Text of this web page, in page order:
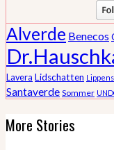
Alverde Benecos
Lavera Lidschatten
Santaverde Sommer
More Stories